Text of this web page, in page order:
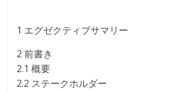
1 エグゼクティブサマリー
2 前書き
2.1 概要
2.2 ステークホルダー